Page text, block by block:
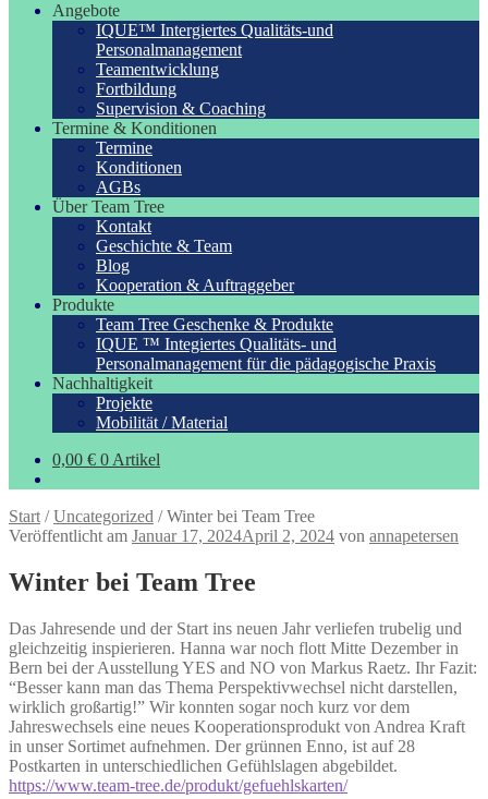
Angebote
IQUE™ Intergiertes Qualitäts-und
Personalmanagement
Teamentwicklung
Fortbildung
Supervision & Coaching
Termine & Konditionen
Termine
Konditionen
AGBs
Über Team Tree
Kontakt
Geschichte & Team
Blog
Kooperation & Auftraggeber
Produkte
Team Tree Geschenke & Produkte
IQUE ™ Integiertes Qualitäts- und
Personalmanagement für die pädagogische Praxis
Nachhaltigkeit
Projekte
Mobilität / Material
0,00 € 0 Artikel
Start /Uncategorized /Winter bei Team Tree
Veröffentlicht am Januar 17, 2024April 2, 2024 von annapetersen
Winter bei Team Tree
Das Jahresende und der Start ins neuen Jahr verliefen trubelig und
gleichzeitig inspierieren. Hanna war noch flott Mitte Dezember in
Bern bei der Ausstellung YES and NO von Markus Raetz. Ihr Fazit:
“Besser kann man das Thema Perspektivwechsel nicht darstellen,
wirklich großartig!” Wir konnten sogar noch kurz vor dem
Jahreswechsels eine neues Kooperationsprodukt von Andrea Kraft
in unser Sortimet aufnehmen. Der grünnen Enno, ist auf 28
Postkarten in unterschiedlichen Gefühlslagen abgebildet.
https://www.team-tree.de/produkt/gefuehlskarten/